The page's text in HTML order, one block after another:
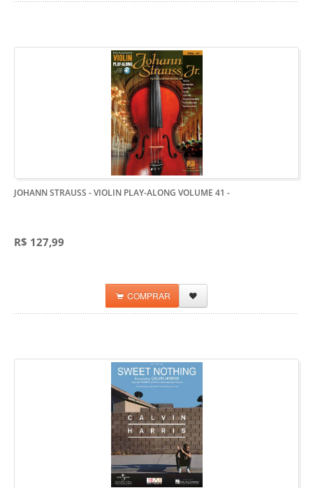
JOHANN STRAUSS - VIOLIN PLAY-ALONG VOLUME 41 -
R$ 127,99
COMPRAR